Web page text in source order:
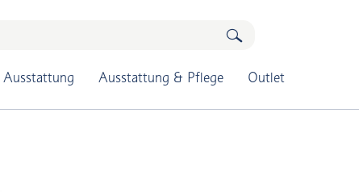
Ausstattung Ausstattung & Pflege Outlet